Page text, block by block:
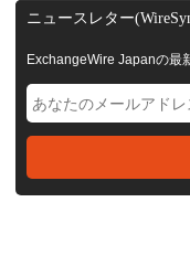
ニュースレター
ExchangeWire Japanの最